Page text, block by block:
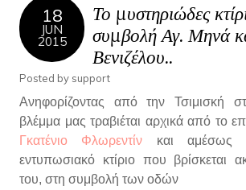
18
JUN
2015
Το μυστηριώδες
συμβολή Αγ. Μηνά
Βενιζέλου..
Posted by support
Ανηφορίζοντας από την Τσιμισκή
βλέμμα μας τραβιέται αρχικά από το
Γκατένιο Φλωρεντίν και αμέσως
εντυπωσιακό κτίριο που βρίσκεται
του, στη συμβολή των οδών